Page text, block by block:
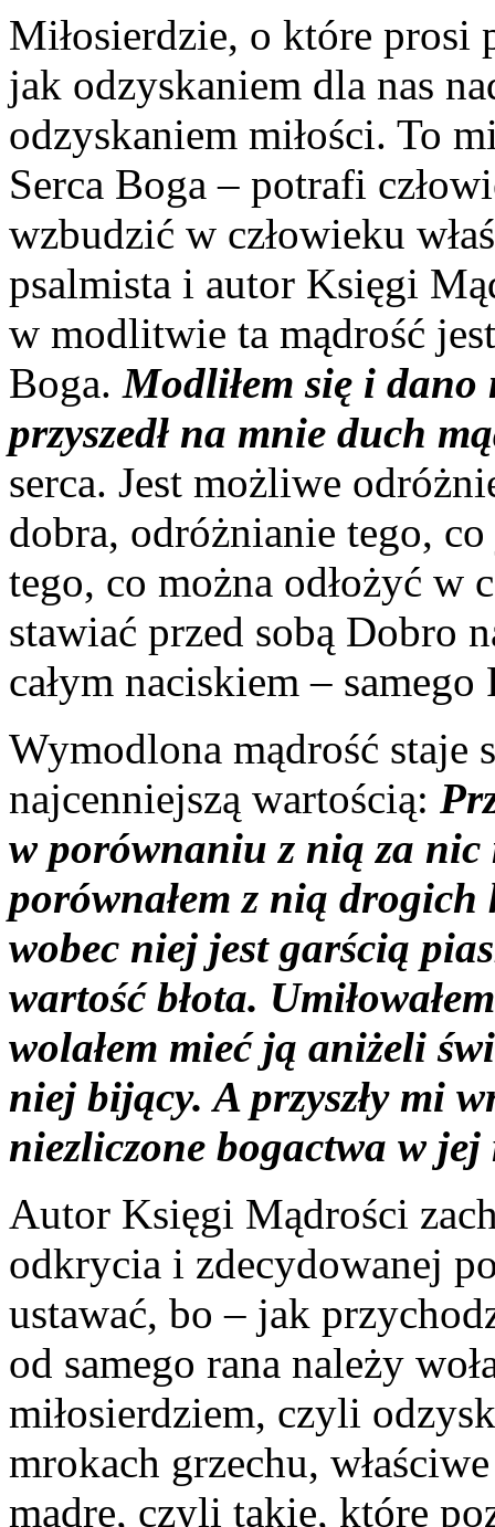
Miłosierdzie, o które prosi
jak odzyskaniem dla nas
odzyskaniem miłości. To
Serca Boga – potrafi
wzbudzić w człowieku
psalmista i autor Księgi
w modlitwie ta mądrość
Boga.Modliłem się i dano
przyszedł na mnie duch
serca. Jest możliwe
dobra, odróżnianie tego,
tego, co można odłożyć w
stawiać przed sobą Dobro
całym naciskiem – samego
Wymodlona mądrość staje
najcenniejszą wartością:
w porównaniu z nią za nic
porównałem z nią drogich
wobec niej jest garścią
wartość błota.
wolałem mieć ją aniżeli
niej bijący. A przyszły mi
niezliczone bogactwa w jej
Autor Księgi Mądrości
odkrycia i zdecydowanej
ustawać, bo – jak
od samego rana należy
miłosierdziem, czyli
mrokach grzechu,
mądre, czyli takie, które